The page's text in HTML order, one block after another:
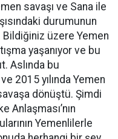
savaşı ve Sana ile
durumunun
Bildiğiniz üzere Yemen
yaşanıyor ve bu
Aslında bu
2015 yılında Yemen
dönüştü. Şimdi
Yemenlilerle